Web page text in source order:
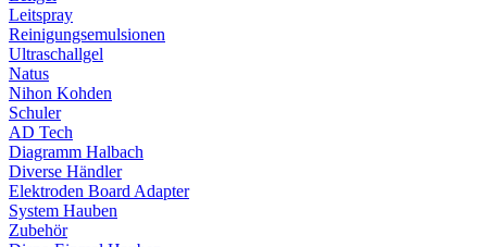
Leitspray
Reinigungsemulsionen
Ultraschallgel
Natus
Nihon Kohden
Schuler
AD Tech
Diagramm Halbach
Diverse Händler
Elektroden Board Adapter
System Hauben
Zubehör